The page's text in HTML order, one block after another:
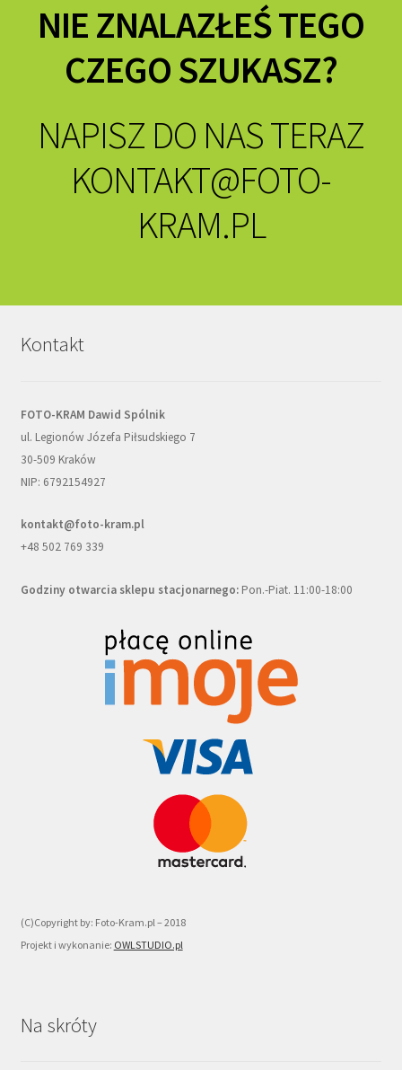
NIE ZNALAZŁEŚ TEGO
CZEGO SZUKASZ?
NAPISZ DO NAS TERAZ
KONTAKT@FOTO-
KRAM.PL
Kontakt
FOTO-KRAM Dawid Spólnik
ul. Legionów Józefa Piłsudskiego 7
30-509 Kraków
NIP: 6792154927
kontakt@foto-kram.pl
+48 502 769 339
Godziny otwarcia sklepu stacjonarnego:Pon.-Piat. 11:00-18:00
(C)Copyright by: Foto-Kram.pl – 2018
Projekt i wykonanie: OWLSTUDIO.pl
Na skróty